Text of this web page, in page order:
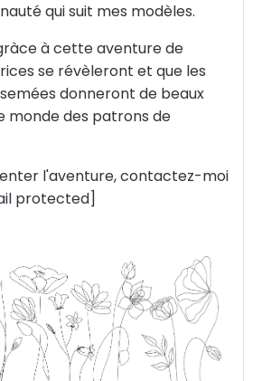
qui suit mes modèles.
à cette aventure de
se révèleront et que les
donneront de beaux
monde des patrons de
l'aventure, contactez-moi
protected]